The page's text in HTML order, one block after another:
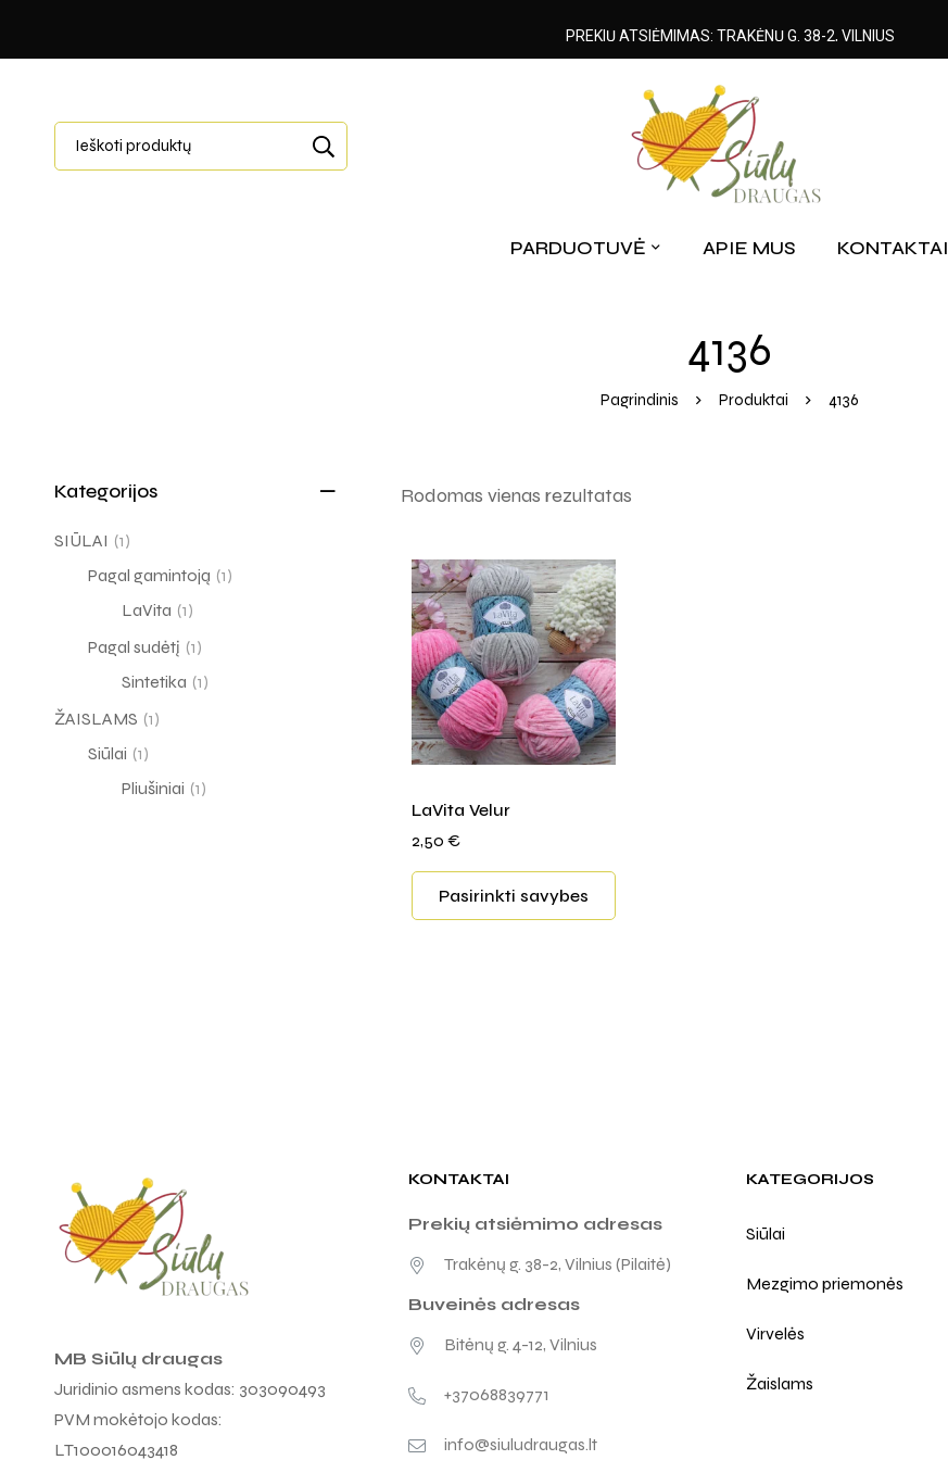
PARDUOTUVĖ APIE MUS KONTAKTAI
4136
Pagrindinis Produktai 4136
Kategorijos
SIŪLAI (1)
Pagal gamintoją (1)
LaVita (1)
Pagal sudėtį (1)
Sintetika (1)
ŽAISLAMS (1)
Siūlai (1)
Pliušiniai (1)
Rodomas vienas rezultatas
LaVita Velur
2,50 €
Pasirinkti savybes
MB Siūlų draugas
Juridinio asmens kodas: 303090493
PVM mokėtojo kodas:
LT100016043418
KONTAKTAI
Prekių atsiėmimo adresas
Trakėnų g. 38-2, Vilnius (Pilaitė)
Buveinės adresas
Bitėnų g. 4-12, Vilnius
+37068839771
info@siuludraugas.lt
KATEGORIJOS
Siūlai
Mezgimo priemonės
Virvelės
Žaislams
PREKIŲ ATSIĖMIMAS: TRAKĖNŲ G. 38-2, VILNIUS